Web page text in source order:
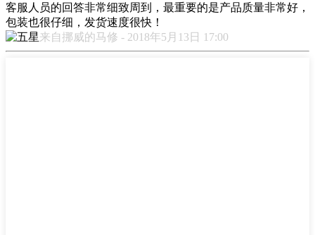
客服人员的回答非常细致周到，最重要的是产品质量非常好，
包装也很仔细，发货速度很快！
来自挪威的马修 - 2018年5月13日 17:00